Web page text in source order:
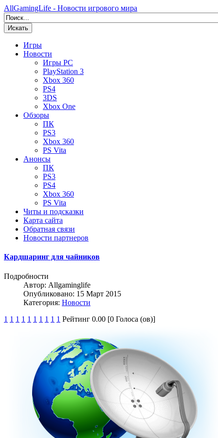
AllGamingLife - Новости игрового мира
Искать
Игры
Новости
Игры PC
PlayStation 3
Xbox 360
PS4
3DS
Xbox One
Обзоры
ПК
PS3
Xbox 360
PS Vita
Анонсы
ПК
PS3
PS4
Xbox 360
PS Vita
Читы и подсказки
Карта сайта
Обратная связи
Новости партнеров
Кардшаринг для чайников
Подробности
Автор: Allgaminglife
Опубликовано: 15 Март 2015
Категория: Новости
1 1 1 1 1 1 1 1 1 1 Рейтинг 0.00 [0 Голоса (ов)]